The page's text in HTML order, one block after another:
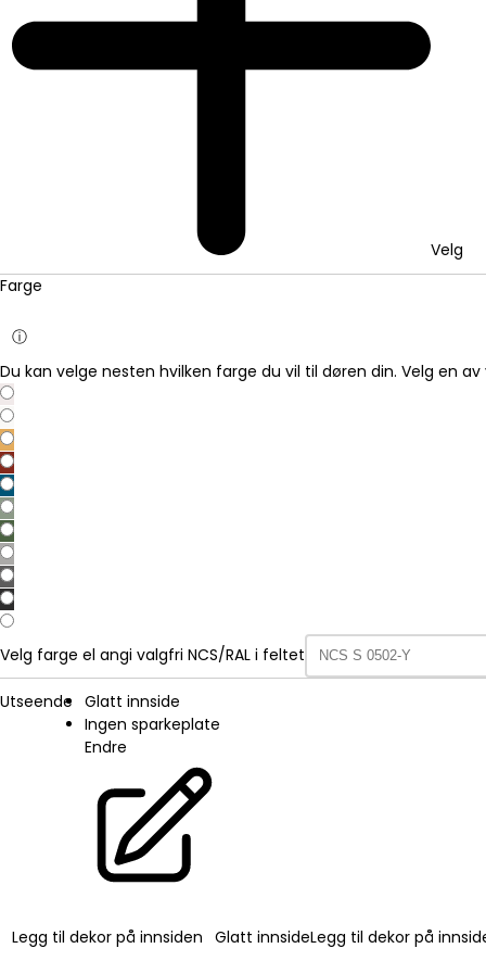
Velg
Farge
ⓘ
Du kan velge nesten hvilken farge du vil til døren din. Velg en
Velg farge el angi valgfri NCS/RAL i feltet
Utseende
Glatt innside
Ingen sparkeplate
Endre
Legg til dekor på innsiden Glatt innsideLegg til dekor på